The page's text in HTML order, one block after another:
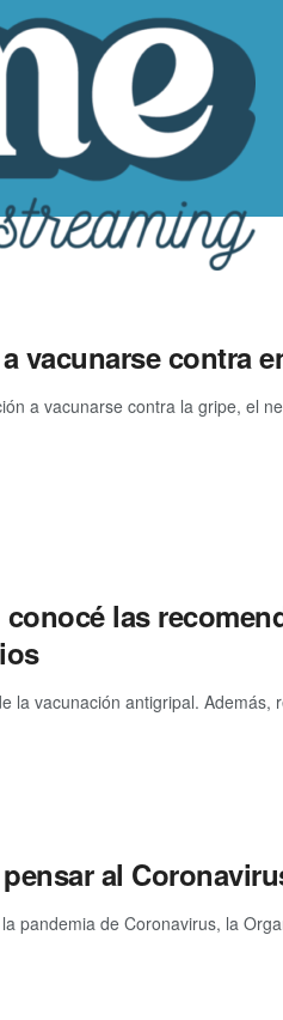
vacunarse contra
a vacunarse contra la gripe, el
las
la vacunación antigripal.
al
pandemia de Coronavirus, la